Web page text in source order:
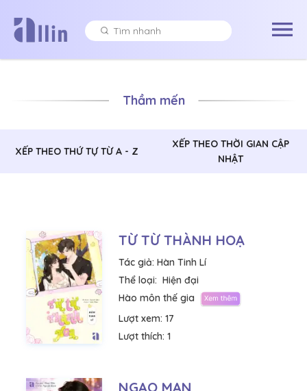
Thầm mến
XẾP THEO THỨ TỰ TỪ A - Z
XẾP THEO THỜI GIAN CẬP
NHẬT
TỪ TỪ THÀNH HOẠ
Tác giả: Hàn Tinh Lí
Thể loại: Hiện đại
Hào môn thế gia
Lượt xem: 17
Lượt thích: 1
NGẠO MẠN